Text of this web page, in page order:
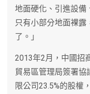
地面硬化、引進設備
只有小部分地面裸
了。」
2013年2月，中國招
貿易區管理局簽署協
限公司23.5%的股權